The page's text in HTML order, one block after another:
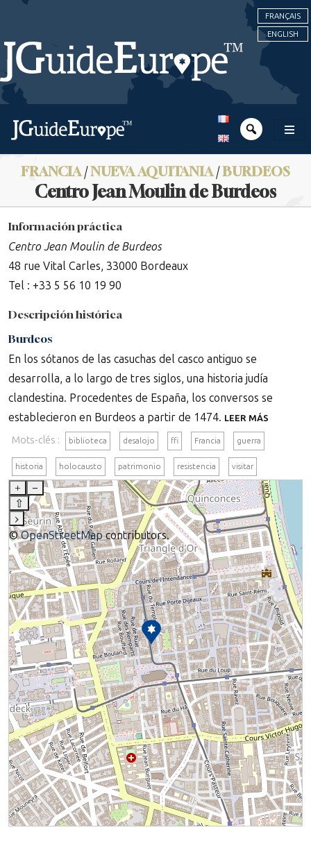
FRANÇAIS
ENGLISH
FRANCIA/NUEVA AQUITANIA/BURDEOS
Centro Jean Moulin de Burdeos
Información práctica
Centro Jean Moulin de Burdeos
48 rue Vital Carles, 33000 Bordeaux
Tel : +33 5 56 10 19 90
Descripción histórica
Burdeos
En los sótanos de las casuchas del casco antiguo se
desarrolla, a lo largo de tres siglos, una historia judía
clandestina. Procedentes de España, los conversos se
establecieron en Burdeos a partir de 1474. LEER MÁS
Mots-clés : biblioteca desalojo ffi Francia guerra
historia holocausto patrimonio resistencia visitar
+
–
⇧
›
©OpenStreetMapcontributors.